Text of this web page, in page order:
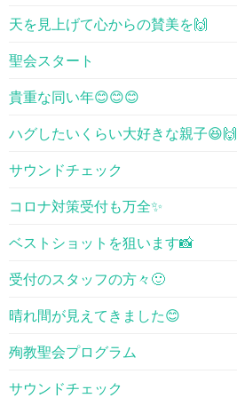
天を見上げて心からの賛美を🙌
聖会スタート
貴重な同い年😊😊😊
ハグしたいくらい大好きな親子😆🙌
サウンドチェック
コロナ対策受付も万全✨
ベストショットを狙います📸
受付のスタッフの方々🙂
晴れ間が見えてきました😊
殉教聖会プログラム
サウンドチェック